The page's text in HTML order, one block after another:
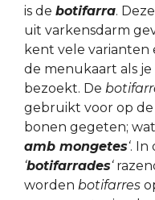
is de botifarra.
uit varkensdarm
kent vele varianten
de menukaart als
bezoekt. De
gebruikt voor op
bonen gegeten;
amb mongetes‘. In
‘botifarrades‘
worden botifarres